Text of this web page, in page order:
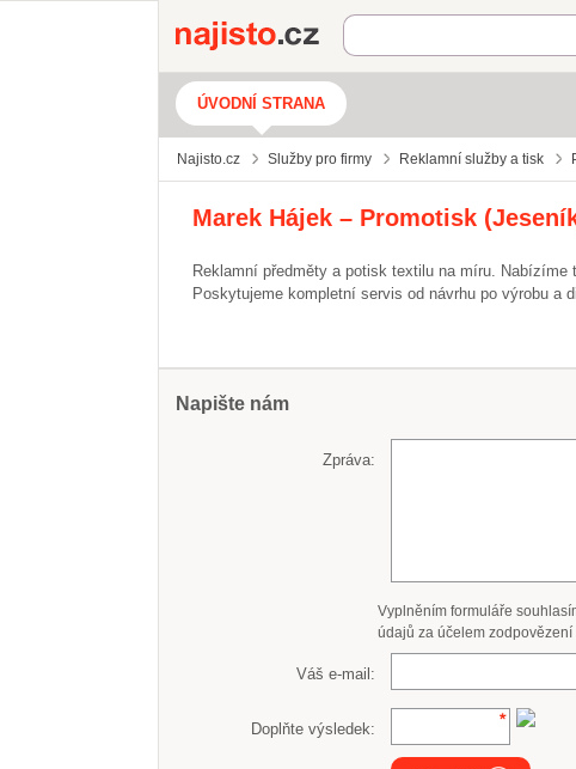
Najisto.cz
ÚVODNÍ STRANA
Najisto.cz Služby pro firmy Reklamní služby a tisk
Marek Hájek – Promotisk
Reklamní předměty a potisk textilu na míru.
Poskytujeme kompletní servis od návrhu po výrobu a
Napište nám
Zpráva:
Vyplněním formuláře
údajů za účelem zodpovězení
Váš e-mail:
Doplňte výsledek: